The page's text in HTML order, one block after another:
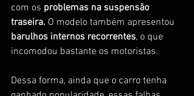
com os problemas na suspensão
traseira. O modelo também apresentou
barulhos internos recorrentes, o que
incomodou bastante os motoristas.
Dessa forma, ainda que o carro tenha